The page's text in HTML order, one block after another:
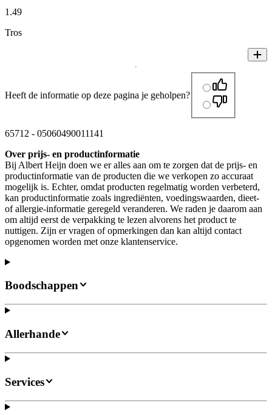
1 .49
Tros
Heeft de informatie op deze pagina je geholpen?
65712 - 05060490011141
Over prijs- en productinformatie
Bij Albert Heijn doen we er alles aan om te zorgen dat de prijs- en
productinformatie van de producten die we verkopen zo accuraat
mogelijk is. Echter, omdat producten regelmatig worden verbeterd,
kan productinformatie zoals ingrediënten, voedingswaarden, dieet-
of allergie-informatie geregeld veranderen. We raden je daarom aan
om altijd eerst de verpakking te lezen alvorens het product te
nuttigen. Zijn er vragen of opmerkingen dan kan altijd contact
opgenomen worden met onze klantenservice.
Boodschappen
Allerhande
Services